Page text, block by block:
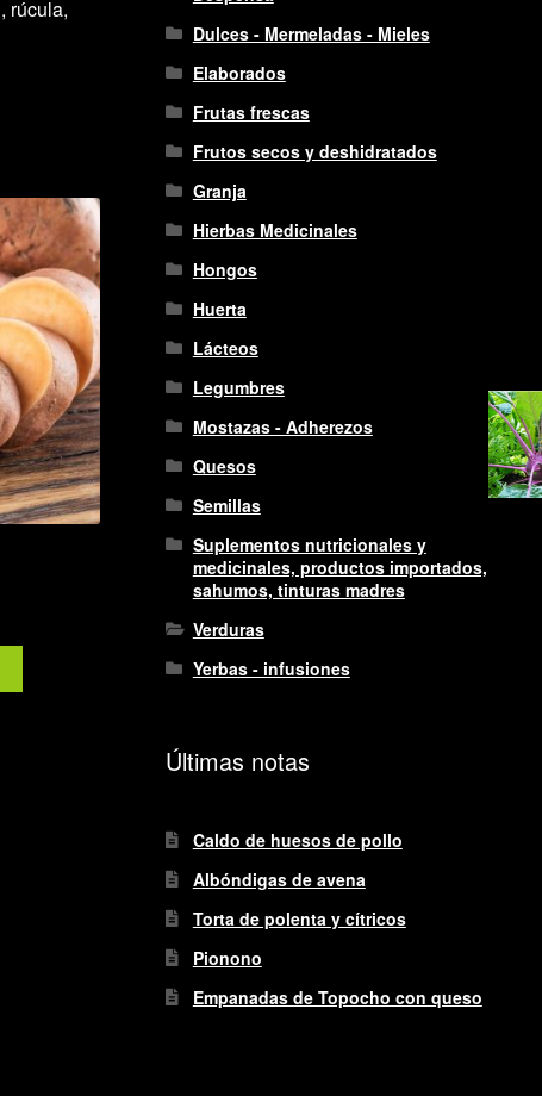
rúcula,
Dulces - Mermeladas - Mieles
Elaborados
Frutas frescas
Frutos secos y deshidratados
Granja
Hierbas Medicinales
Hongos
Huerta
Lácteos
Legumbres
Mostazas - Adherezos
Quesos
Semillas
Suplementos nutricionales y
medicinales, productos importados,
sahumos, tinturas madres
Verduras
Yerbas - infusiones
Últimas notas
Caldo de huesos de pollo
Albóndigas de avena
Torta de polenta y cítricos
Pionono
Empanadas de Topocho con queso